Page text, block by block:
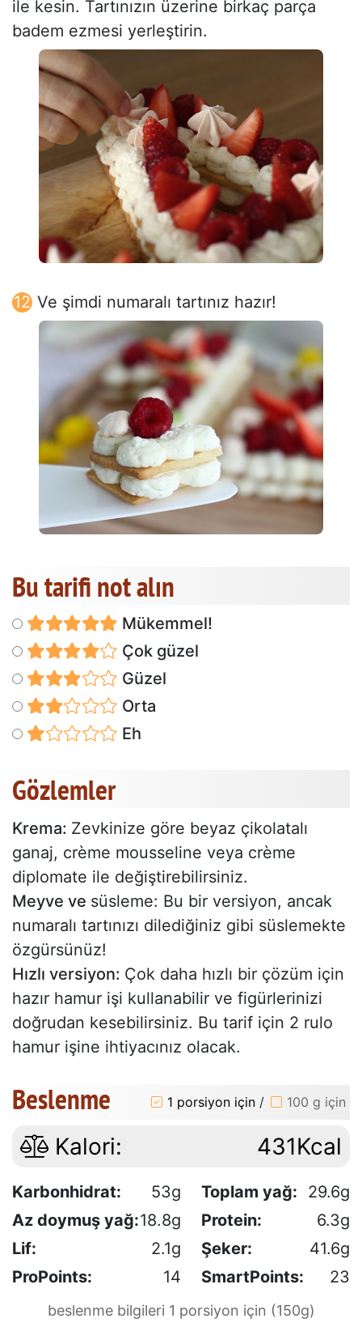
ile kesin. Tartınızın üzerine birkaç parça
badem ezmesi yerleştirin.
Ve şimdi numaralı tartınız hazır!
Bu tarifi not alın
Mükemmel!
Çok güzel
Güzel
Orta
Eh
Gözlemler
Krema: Zevkinize göre beyaz çikolatalı
ganaj, crème mousseline veya crème
diplomate ile değiştirebilirsiniz.
Meyve ve süsleme: Bu bir versiyon, ancak
numaralı tartınızı dilediğiniz gibi süslemekte
özgürsünüz!
Hızlı versiyon: Çok daha hızlı bir çözüm için
hazır hamur işi kullanabilir ve figürlerinizi
doğrudan kesebilirsiniz. Bu tarif için 2 rulo
hamur işine ihtiyacınız olacak.
Beslenme 1 porsiyon için / 100 g için
Kalori: 431Kcal
Karbonhidrat: 53g Toplam yağ:
29.6g
Az doymuş yağ:18.8g Protein:
6.3g
Lif:
2.1g Şeker:
41.6g
ProPoints:
14 SmartPoints: 23
beslenme bilgileri 1 porsiyon için (150g)